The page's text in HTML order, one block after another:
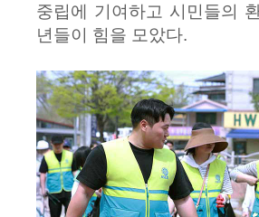
중립에 기여하고 시민들의
년들이 힘을 모았다.